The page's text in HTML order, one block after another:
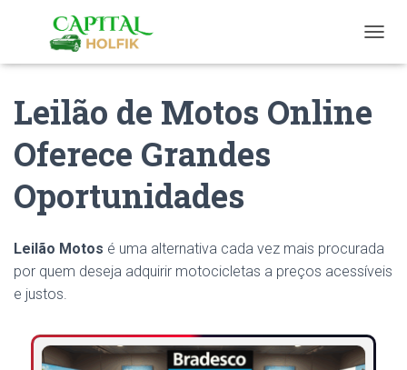
O
T
I
Leilão de Motos Online
Oferece Grandes
Oportunidades
Leilão Motos é uma alternativa cada vez mais procurada
por quem deseja adquirir motocicletas a preços acessíveis
e justos.